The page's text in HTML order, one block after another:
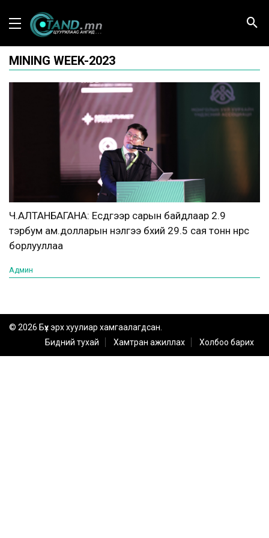
MINING WEEK-2023
Ч.АЛТАНБАГАНА: Есдүгээр сарын байдлаар 2.9
тэрбум ам.долларын үнэлгээ бүхий 29.5 сая тонн нүүрс
борлууллаа
Админ
© 2026 Бүх эрх хуулиар хамгаалагдсан.
Бидний тухай
Хамтран ажиллах Холбоо барих